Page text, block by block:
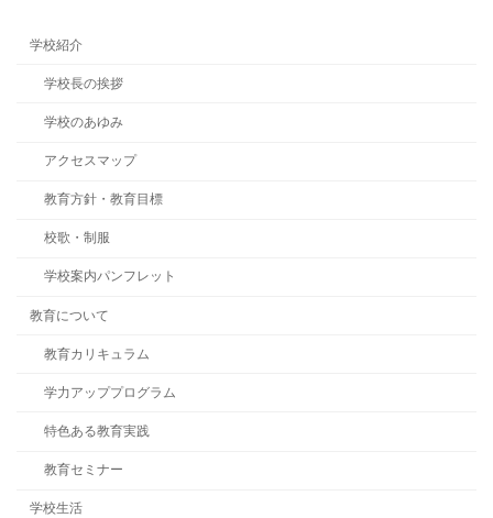
学校紹介
学校長の挨拶
学校のあゆみ
アクセスマップ
教育方針・教育目標
校歌・制服
学校案内パンフレット
教育について
教育カリキュラム
学力アッププログラム
特色ある教育実践
教育セミナー
学校生活